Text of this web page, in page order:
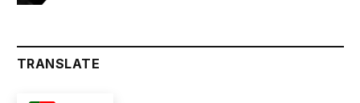
TRANSLATE